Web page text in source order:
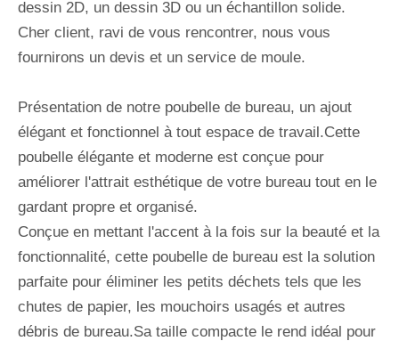
dessin 2D, un dessin 3D ou un échantillon solide.
Cher client, ravi de vous rencontrer, nous vous
fournirons un devis et un service de moule.
Présentation de notre poubelle de bureau, un ajout
élégant et fonctionnel à tout espace de travail.Cette
poubelle élégante et moderne est conçue pour
améliorer l'attrait esthétique de votre bureau tout en le
gardant propre et organisé.
Conçue en mettant l'accent à la fois sur la beauté et la
fonctionnalité, cette poubelle de bureau est la solution
parfaite pour éliminer les petits déchets tels que les
chutes de papier, les mouchoirs usagés et autres
débris de bureau.Sa taille compacte le rend idéal pour